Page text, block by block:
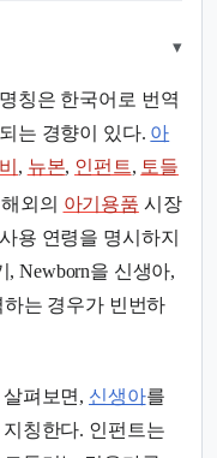
▾
칭은 한국어로 번역
는 경향이 있다. 아
, 뉴본, 인펀트, 토들
해외의 아기용품 시장
용 연령을 명시하지
, Newborn을 신생아,
하는 경우가 빈번하
펴보면, 신생아를
칭한다. 인펀트는